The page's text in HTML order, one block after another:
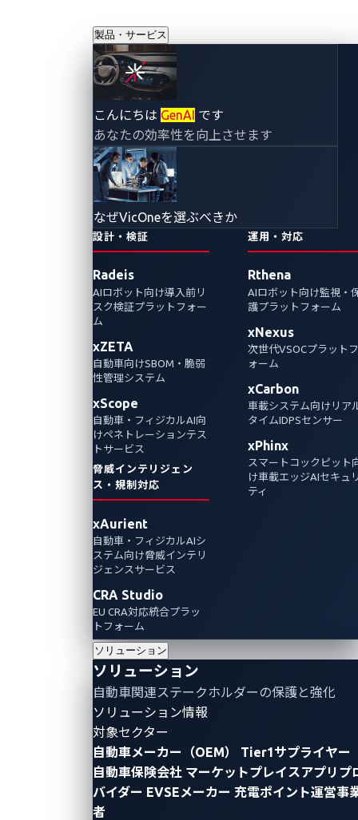
製品・サービス
こんにちは GenAI です
あなたの効率性を向上させます
なぜVicOneを選ぶべきか
設計・検証
Radeis
AIロボット向け導入前リ
スク検証プラットフォー
ム
xZETA
自動車向けSBOM・脆弱
性管理システム
xScope
自動車・フィジカルAI向
けペネトレーションテス
トサービス
脅威インテリジェン
ス・規制対応
xAurient
自動車・フィジカルAIシ
ステム向け脅威インテリ
ジェンスサービス
CRA Studio
EU CRA対応統合プラッ
トフォーム
運用・対応
Rthena
AIロボット向け監視・
護プラットフォーム
xNexus
次世代VSOCプラットフ
ォーム
xCarbon
車載システム向けリア
タイムIDPSセンサー
xPhinx
スマートコックピット
け車載エッジAIセキュ
ティ
ソリューション
ソリューション
自動車関連ステークホルダーの保護と強化
ソリューション情報
対象セクター
自動車メーカー（OEM）
Tier1サプライヤー
自動車保険会社 マーケットプレイスアプリプ
バイダー EVSEメーカー 充電ポイント運営事
者
AIを活用した防御
とその先へ： ゼロ
デイ脆弱性を発見
し対処するための
インテリジェンス
の活用
2024年11月8日
VicOne
GoogleのProject Zeroは最近、Al支援フレーム
ワークを応用してゼロデイ脆弱性を特定する
ことに成功し、脆弱性検出における期待の持
てるブレークスルーと位置づけました。自動
車サイバーセキュリティへのより包括的なア
プローチを確保する上で、AI技術やその他の
戦略の重要性を検証します。
Zero-Day Vulnerabilities AI